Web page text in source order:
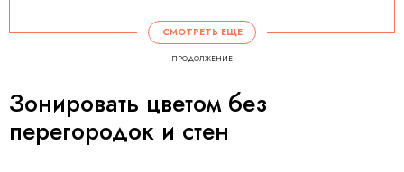
СМОТРЕТЬ ЕЩЕ
ПРОДОЛЖЕНИЕ
Зонировать цветом без
перегородок и стен